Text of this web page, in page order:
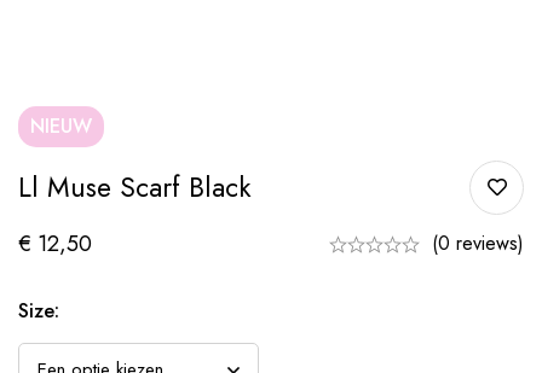
NIEUW
Ll Muse Scarf Black
€ 12,50 (0 reviews)
Size: